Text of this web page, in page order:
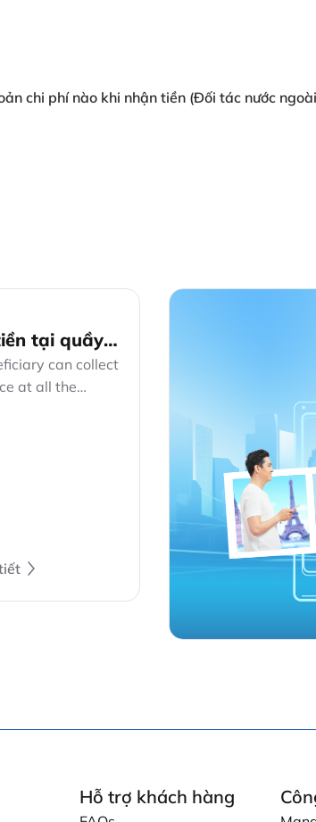
chi phí nào khi nhận tiền (Đối tác nước
tại quầy
&
can collect
at all the
Hỗ trợ khách hàng